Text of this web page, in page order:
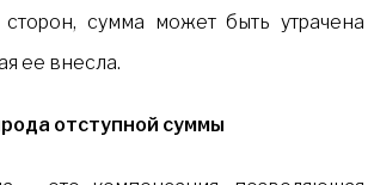
сумма может быть утрачена
ее внесла.
отступной суммы